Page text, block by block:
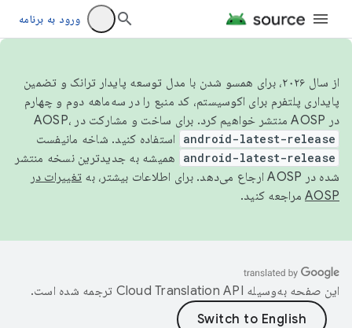
ورود به برنامه
از سال ۲۰۲۶، برای همسو شدن با مدل توسعه پایدار ترانک و تضمین
پایداری پلتفرم برای اکوسیستم، کد منبع را در سه‌ماهه دوم و چهارم
در AOSP منتشر خواهیم کرد. برای ساخت و مشارکت در AOSP،
android-latest-release استفاده کنید. شاخه مانیفست
android-latest-release
همیشه به جدیدترین نسخه منتشر
شده در AOSP ارجاع می‌دهد. برای اطلاعات بیشتر، به
تغییرات در
AOSP مراجعه کنید.
این صفحه به‌وسیله ترجمه شده است.